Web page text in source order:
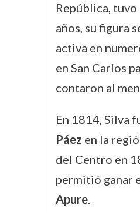
República,
años, su figura
activa en
en San Carlos
contaron al
En 1814, Silva
Páez en la
del Centro en
permitió ganar
Apure.